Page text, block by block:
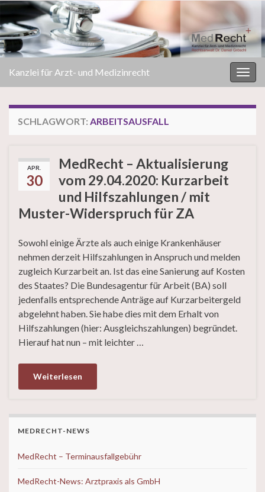
Kanzlei für Arzt- und Medizinrecht
SCHLAGWORT: ARBEITSAUSFALL
APR.
30
MedRecht – Aktualisierung
vom 29.04.2020: Kurzarbeit
und Hilfszahlungen / mit
Muster-Widerspruch für ZA
Sowohl einige Ärzte als auch einige Krankenhäuser
nehmen derzeit Hilfszahlungen in Anspruch und melden
zugleich Kurzarbeit an. Ist das eine Sanierung auf Kosten
des Staates? Die Bundesagentur für Arbeit (BA) soll
jedenfalls entsprechende Anträge auf Kurzarbeitergeld
abgelehnt haben. Sie habe dies mit dem Erhalt von
Hilfszahlungen (hier: Ausgleichszahlungen) begründet.
Hierauf hat nun – mit leichter …
Weiterlesen
MEDRECHT-NEWS
MedRecht – Terminausfallgebühr
MedRecht-News: Arztpraxis als GmbH